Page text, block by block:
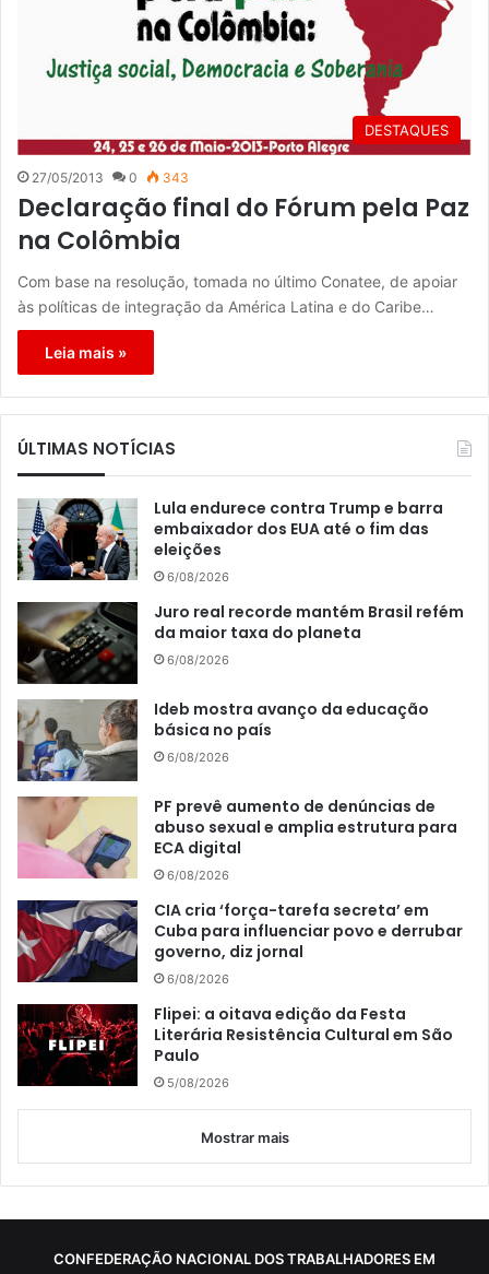
DESTAQUES
27/05/2013 0 343
Declaração final do Fórum pela Paz
na Colômbia
Com base na resolução, tomada no último Conatee, de apoiar
às políticas de integração da América Latina e do Caribe…
Leia mais »
ÚLTIMAS NOTÍCIAS
Lula endurece contra Trump e barra
embaixador dos EUA até o fim das
eleições
6/08/2026
Juro real recorde mantém Brasil refém
da maior taxa do planeta
6/08/2026
Ideb mostra avanço da educação
básica no país
6/08/2026
PF prevê aumento de denúncias de
abuso sexual e amplia estrutura para
ECA digital
6/08/2026
CIA cria ‘força-tarefa secreta’ em
Cuba para influenciar povo e derrubar
governo, diz jornal
6/08/2026
Flipei: a oitava edição da Festa
Literária Resistência Cultural em São
Paulo
5/08/2026
Mostrar mais
CONFEDERAÇÃO NACIONAL DOS TRABALHADORES EM